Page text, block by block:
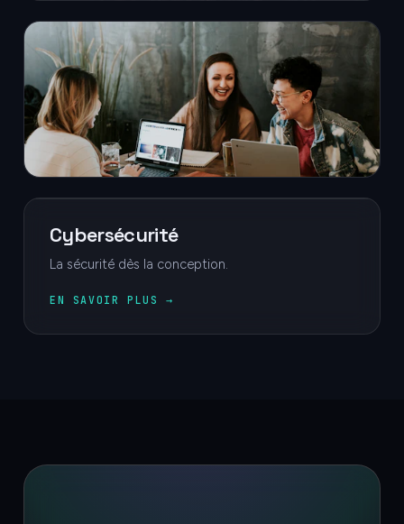
Dépannage informatique à
domicile
Assistance et réparation à domicile.
EN SAVOIR PLUS →
Cybersécurité
La sécurité dès la conception.
EN SAVOIR PLUS →